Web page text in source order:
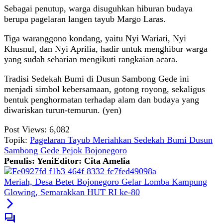
Sebagai penutup, warga disuguhkan hiburan budaya
berupa pagelaran langen tayub Margo Laras.
Tiga waranggono kondang, yaitu Nyi Wariati, Nyi
Khusnul, dan Nyi Aprilia, hadir untuk menghibur warga
yang sudah seharian mengikuti rangkaian acara.
Tradisi Sedekah Bumi di Dusun Sambong Gede ini
menjadi simbol kebersamaan, gotong royong, sekaligus
bentuk penghormatan terhadap alam dan budaya yang
diwariskan turun-temurun. (yen)
Post Views: 6,082
Topik: Pagelaran Tayub Meriahkan Sedekah Bumi Dusun
Sambong Gede Pejok Bojonegoro
Penulis: YeniEditor: Cita Amelia
Meriah, Desa Betet Bojonegoro Gelar Lomba Kampung
Glowing, Semarakkan HUT RI ke-80